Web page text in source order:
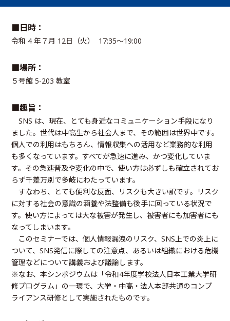
■日時：
令和 4 年７⽉ 12⽇（火） 17:35～19:00
■場所：
５号館 5-203 教室
■趣旨：
SNS は、現在、とても身近なコミュニケーション手段になり
ました。世代は中高生から社会人まで、その範囲は世界中です。
個人での利用はもちろん、情報収集への活用など業務的な利用
も多くなっています。すべてが急速に進み、かつ変化していま
す。その急速普及や変化の中で、使い方は必ずしも確立されてお
らず千差万別で多岐にわたっています。
すなわち、とても便利な反面、リスクも大きい訳です。リスク
に対する社会の意識の涵養や法整備も後手に回っている状況で
す。使い⽅によっては⼤な被害が発⽣し、被害者にも加害者にも
なってしまいます。
このセミナーでは、個⼈情報漏洩のリスク、SNS上での炎上に
ついて、SNS発信に際しての注意点、あるいは組織における危機
管理などについて講義および議論します。
※なお、本シンポジウムは「令和4年度学校法人日本工業大学研
修プログラム」の一環で、大学・中高・法人本部共通のコンプ
ライアンス研修として実施されたものです。